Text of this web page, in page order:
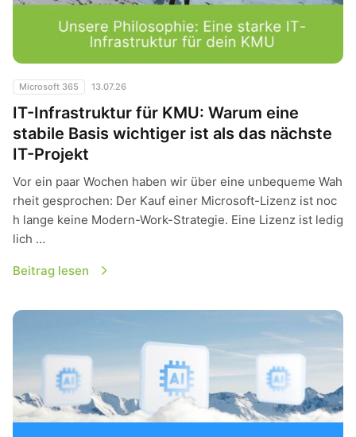
Microsoft 365 13.07.26
IT-Infrastruktur für KMU: Warum eine
stabile Basis wichtiger ist als das nächste
IT-Projekt
Vor ein paar Wochen haben wir über eine unbequeme Wah
rheit gesprochen: Der Kauf einer Microsoft-Lizenz ist noc
h lange keine Modern-Work-Strategie. Eine Lizenz ist ledig
lich …
Beitrag lesen
Effizienter KI-Einsatz im Unternehmen: Wie du den Hype in